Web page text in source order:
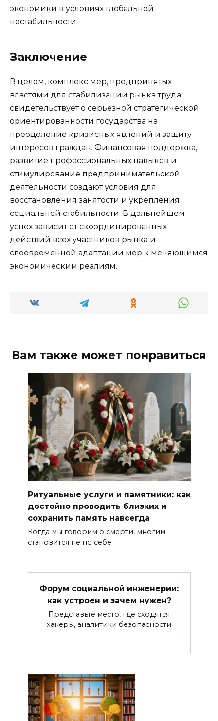
экономики в условиях глобальной
нестабильности.
Заключение
В целом, комплекс мер, предпринятых
властями для стабилизации рынка труда,
свидетельствует о серьёзной стратегической
ориентированности государства на
преодоление кризисных явлений и защиту
интересов граждан. Финансовая поддержка,
развитие профессиональных навыков и
стимулирование предпринимательской
деятельности создают условия для
восстановления занятости и укрепления
социальной стабильности. В дальнейшем
успех зависит от скоординированных
действий всех участников рынка и
своевременной адаптации мер к меняющимся
экономическим реалиям.
Вам также может понравиться
Ритуальные услуги и памятники: как
достойно проводить близких и
сохранить память навсегда
Когда мы говорим о смерти, многим
становится не по себе.
Форум социальной инженерии:
как устроен и зачем нужен?
Представьте место, где сходятся
хакеры, аналитики безопасности